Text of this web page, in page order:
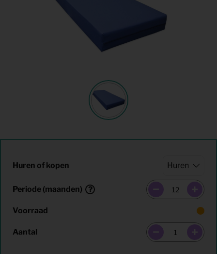
Huren of kopen
Periode (maanden)
Voorraad
Aantal